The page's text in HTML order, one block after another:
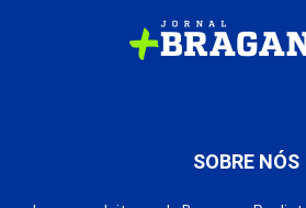
SOBRE NÓS